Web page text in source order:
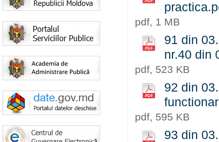
pdf, 1 MB
91 din
nr.40 din
pdf, 523 KB
92 din
pdf, 595 KB
93 din